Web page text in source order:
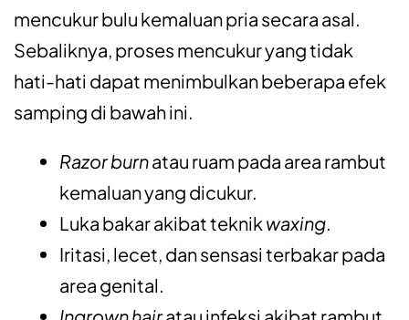
mencukur bulu kemaluan pria secara asal.
Sebaliknya, proses mencukur yang tidak
hati-hati dapat menimbulkan beberapa efek
samping di bawah ini.
Razor burnatau ruam pada area rambut
kemaluan yang dicukur.
Luka bakar akibat teknik waxing.
Iritasi, lecet, dan sensasi terbakar pada
area genital.
Ingrown hairatau infeksi akibat rambut